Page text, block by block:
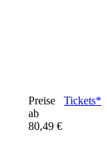
Preise
ab
80,49 €
Tickets*